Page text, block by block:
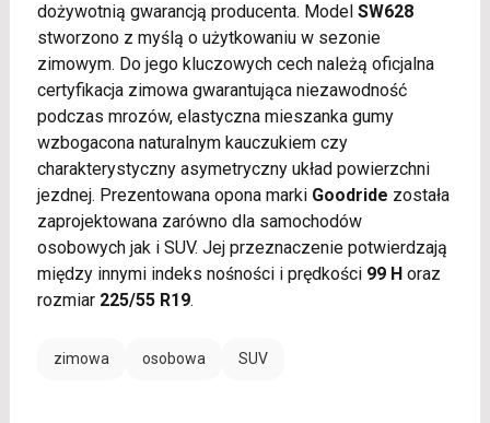
dożywotnią gwarancją producenta. Model SW628
stworzono z myślą o użytkowaniu w sezonie
zimowym. Do jego kluczowych cech należą oficjalna
certyfikacja zimowa gwarantująca niezawodność
podczas mrozów, elastyczna mieszanka gumy
wzbogacona naturalnym kauczukiem czy
charakterystyczny asymetryczny układ powierzchni
jezdnej. Prezentowana opona marki Goodride została
zaprojektowana zarówno dla samochodów
osobowych jak i SUV. Jej przeznaczenie potwierdzają
między innymi indeks nośności i prędkości 99 Horaz
rozmiar 225/55 R19.
zimowa osobowa SUV